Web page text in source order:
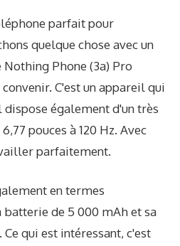
parfait pour
quelque chose avec un
Phone (3a) Pro
C'est un appareil qui
également d'un très
pouces à 120 Hz. Avec
parfaitement.
en termes
batterie de 5 000 mAh et sa
qui est intéressant, c'est